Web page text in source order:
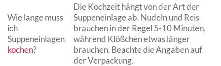
Wie lange muss
ich
Suppeneinlagen
kochen?
Die Kochzeit hängt von der Art der
Suppeneinlage ab. Nudeln und Reis
brauchen in der Regel 5-10 Minuten,
während Klößchen etwas länger
brauchen. Beachte die Angaben auf
der Verpackung.